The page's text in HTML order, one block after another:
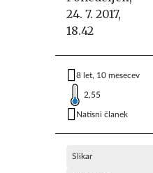
24. 7. 2017,
18.42
8 let, 10 mesecev
2,55
Natisni članek
Slikar